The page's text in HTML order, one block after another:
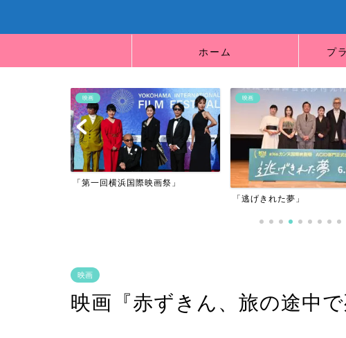
ホーム プ
映画
「第一回横浜国際映画祭」
映画
「逃げきれた夢」
映画
映画『赤ずきん、旅の途中で